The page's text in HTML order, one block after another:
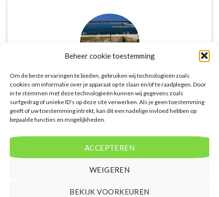
Beheer cookie toestemming
Om de beste ervaringen te bieden, gebruiken wij technologieën zoals
cookies om informatie over je apparaat op te slaan en/of te raadplegen. Door
in te stemmen met deze technologieën kunnen wij gegevens zoals
surfgedrag of unieke ID's op deze site verwerken. Als je geen toestemming
geeft of uw toestemming intrekt, kan dit een nadelige invloed hebben op
bepaalde functies en mogelijkheden.
ACCEPTEREN
WEIGEREN
BEKIJK VOORKEUREN
De website biedt een groot aanbod van lastminute
deals naar diverse populaire
vakantiebestemmingen. Met handige filters kun je
continu vergeleken met andere aanbieders. Je hebt
hebt.
Puck Snoeren/Amsterdam